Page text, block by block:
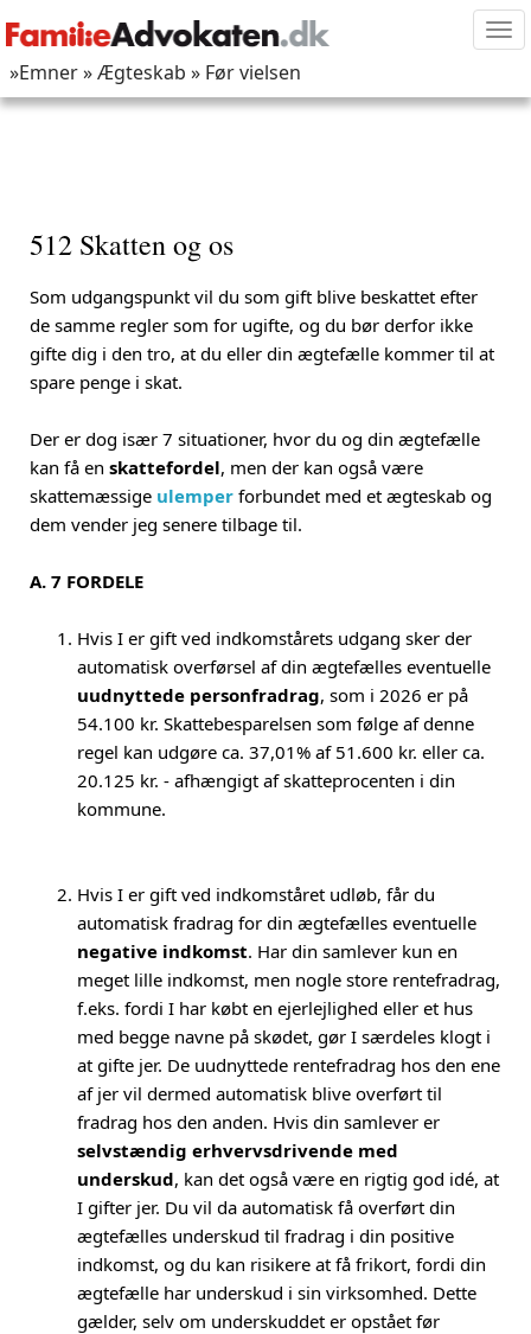
»Emner» Ægteskab » Før vielsen
512 Skatten og os
Som udgangspunkt vil du som gift blive beskattet efter
de samme regler som for ugifte, og du bør derfor ikke
gifte dig i den tro, at du eller din ægtefælle kommer til at
spare penge i skat.
Der er dog især 7 situationer, hvor du og din ægtefælle
kan få en skattefordel, men der kan også være
skattemæssige ulemper forbundet med et ægteskab og
dem vender jeg senere tilbage til.
A. 7 FORDELE
Hvis I er gift ved indkomstårets udgang sker der
automatisk overførsel af din ægtefælles eventuelle
uudnyttede personfradrag, som i 2026 er på
54.100 kr. Skattebesparelsen som følge af denne
regel kan udgøre ca. 37,01% af 51.600 kr. eller ca.
20.125 kr. - afhængigt af skatteprocenten i din
kommune.
Hvis I er gift ved indkomståret udløb, får du
automatisk fradrag for din ægtefælles eventuelle
negative indkomst. Har din samlever kun en
meget lille indkomst, men nogle store rentefradrag,
f.eks. fordi I har købt en ejerlejlighed eller et hus
med begge navne på skødet, gør I særdeles klogt i
at gifte jer. De uudnyttede rentefradrag hos den ene
af jer vil dermed automatisk blive overført til
fradrag hos den anden. Hvis din samlever er
selvstændig erhvervsdrivende med
underskud, kan det også være en rigtig god idé, at
I gifter jer. Du vil da automatisk få overført din
ægtefælles underskud til fradrag i din positive
indkomst, og du kan risikere at få frikort, fordi din
ægtefælle har underskud i sin virksomhed. Dette
gælder, selv om underskuddet er opstået før